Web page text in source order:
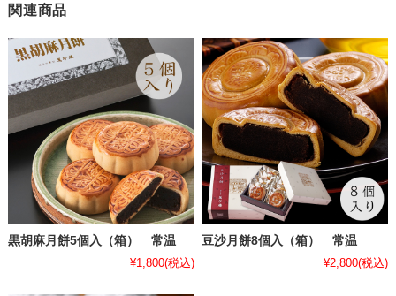
関連商品
黒胡麻月餅5個入（箱） 常温
¥1,800(税込)
豆沙月餅8個入（箱） 常温
¥2,800(税込)